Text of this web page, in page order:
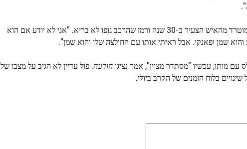
טייסון, שהרקורד המקצועי שלו הוא 50-6 וכולל 44 KO, נראה לא מוטרד מהאיש הצעיר ב-30 שנה ורמז שהרכב גופו לא בריא. "אני לא יודע אם הוא
שמן ופאנקי. אבל ראיתי אותו עם החולצה שלו והוא שמן".
מותו, עכשיו "מסתדר מצוין", אמר נציגוהודעה. פול עדיין לא הגיב על מצבו של
בלוח הזמנים של הקרב ביולי.